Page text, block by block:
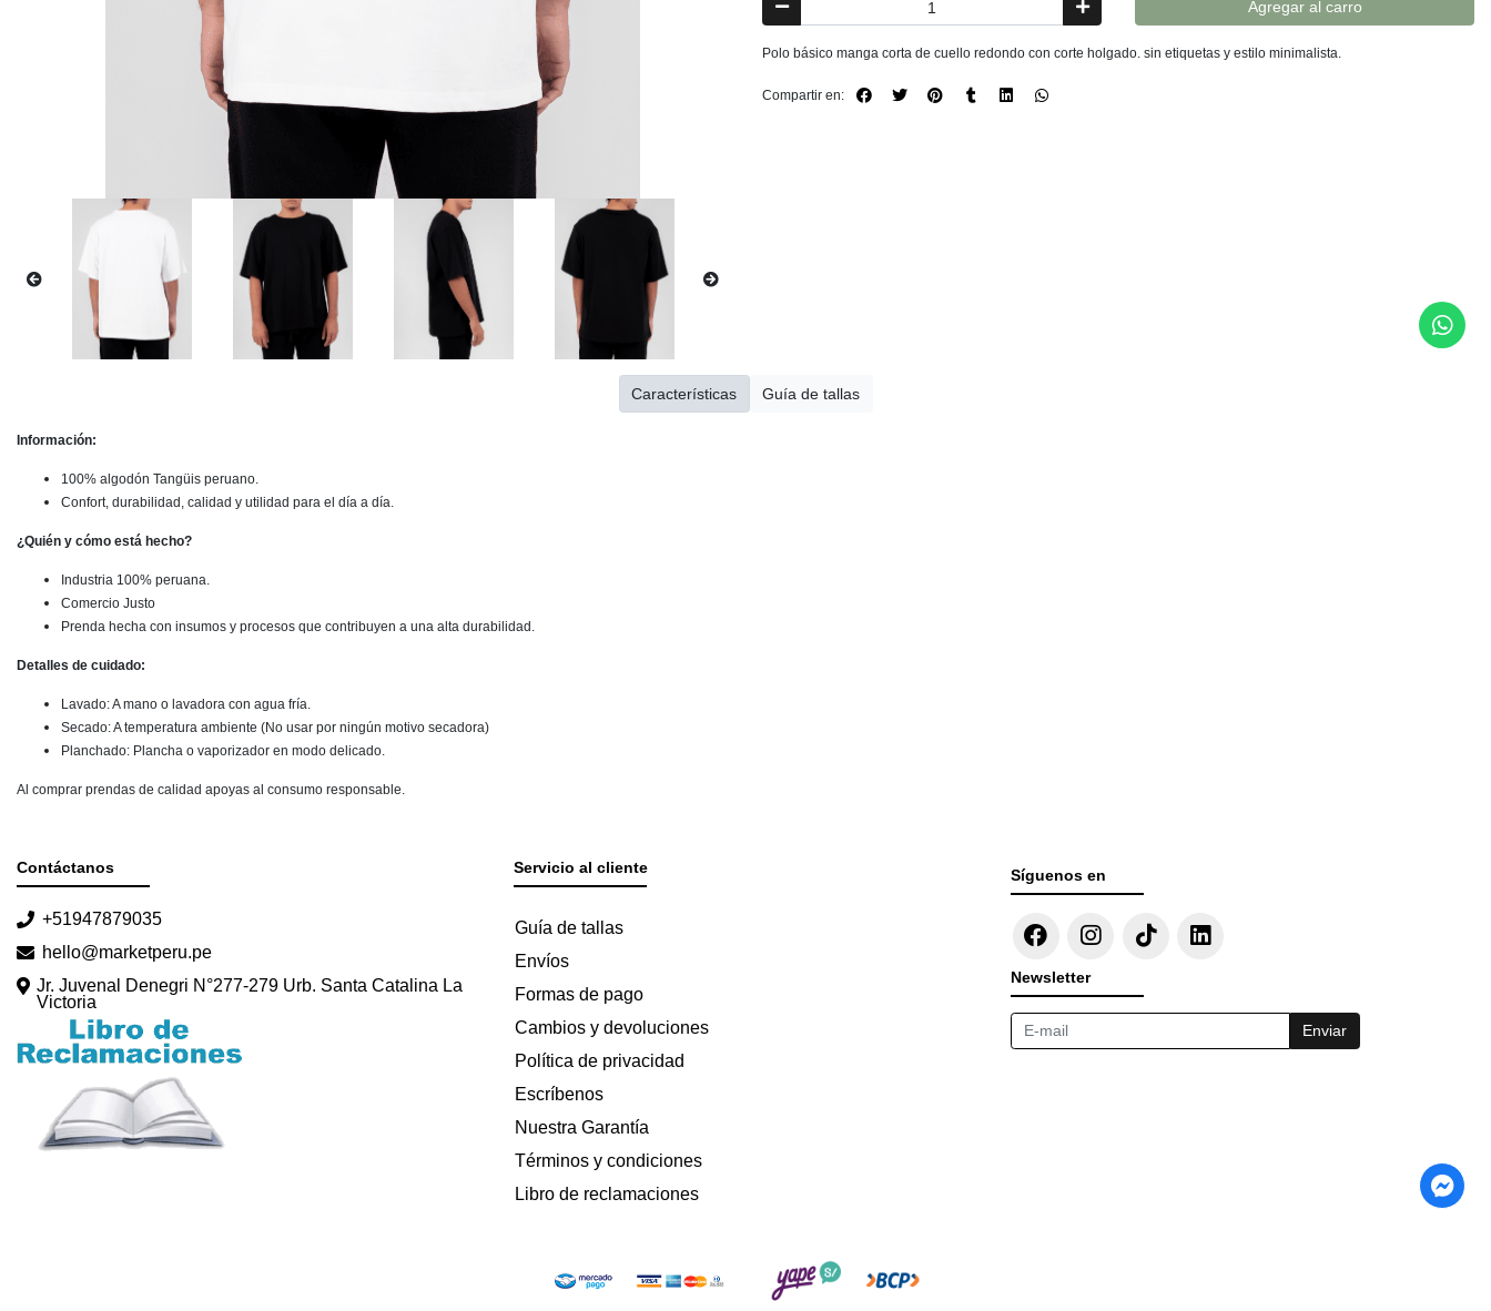
Agregar al carro
Polo básico manga corta de cuello redondo con corte holgado. sin etiquetas y estilo minimalista.
Compartir en:
Información:
100% algodón Tangüis peruano.
Confort, durabilidad, calidad y utilidad para el día a día.
¿Quién y cómo está hecho?
Industria 100% peruana.
Comercio Justo
Prenda hecha con insumos y procesos que contribuyen a una alta durabilidad.
Detalles de cuidado:
Lavado: A mano o lavadora con agua fría.
Secado: A temperatura ambiente (No usar por ningún motivo secadora)
Planchado: Plancha o vaporizador en modo delicado.
Al comprar prendas de calidad apoyas al consumo responsable.
Características Guía de tallas
Contáctanos
+51947879035
hello@marketperu.pe
Jr. Juvenal Denegri N°277-279 Urb. Santa Catalina La
Victoria
Servicio al cliente
Guía de tallas
Envíos
Formas de pago
Cambios y devoluciones
Política de privacidad
Escríbenos
Nuestra Garantía
Términos y condiciones
Libro de reclamaciones
Síguenos en
Newsletter
Enviar